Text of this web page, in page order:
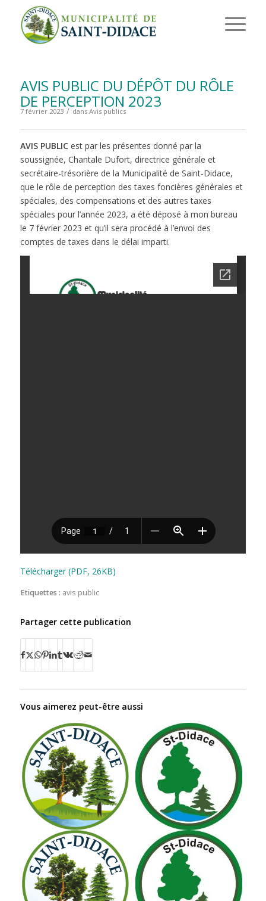
AVIS PUBLIC DU DÉPÔT DU RÔLE
DE PERCEPTION 2023
7 février 2023 / dans Avis publics
AVIS PUBLICest par les présentes donné par la
soussignée, Chantale Dufort, directrice générale et
secrétaire-trésorière de la Municipalité de Saint-Didace,
que le rôle de perception des taxes foncières générales et
spéciales, des compensations et des autres taxes
spéciales pour l’année 2023, a été déposé à mon bureau
le 7 février 2023 et qu’il sera procédé à l’envoi des
comptes de taxes dans le délai imparti.
Télécharger (PDF, 26KB)
Etiquettes : avis public
Partager cette publication
Vous aimerez peut-être aussi